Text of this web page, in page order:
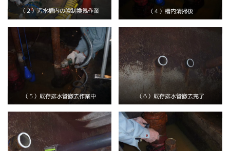
（２）汚水槽内の強制換気作業 （４）槽内清掃後
（５）既存排水管撤去作業中 （６）既存排水管撤去完了